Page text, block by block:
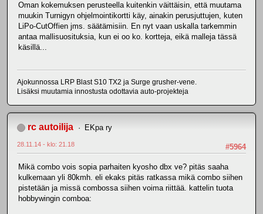
Oman kokemuksen perusteella kuitenkin väittäisin, että muutama
muukin Turnigyn ohjelmointikortti käy, ainakin perusjuttujen, kuten
LiPo-CutOffien jms. säätämisiin. En nyt vaan uskalla tarkemmin
antaa mallisuosituksia, kun ei oo ko. kortteja, eikä malleja tässä
käsillä...
Ajokunnossa LRP Blast S10 TX2 ja Surge grusher-vene.
Lisäksi muutamia innostusta odottavia auto-projekteja
rc autoilija EKpa ry
#5964
28.11.14 - klo: 21.18
Mikä combo vois sopia parhaiten kyosho dbx ve? pitäs saaha
kulkemaan yli 80kmh. eli ekaks pitäs ratkassa mikä combo siihen
pistetään ja missä combossa siihen voima riittää. kattelin tuota
hobbywingin comboa: